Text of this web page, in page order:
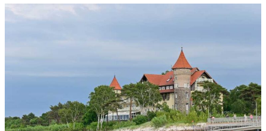
KTÓRE